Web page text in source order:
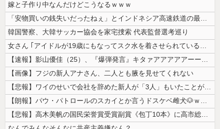
嫁と子作り中なんだけどこうなるｗｗｗ
「安物買いの銭失いだったねぇ」とインドネシア高速鉄道の最終処分に日本側...
韓国警察、大韓サッカー協会を家宅捜索 代表監督選考巡り
女さん ｢アイドルが19歳にもなってスク水を着させられている！｣⇒結果...
【速報】影山優佳（25）、『爆弾発言』キタァアアアアアーーーーー！！
【画像】フジの新人アナさん、二人とも腋を見せてくれない
【悲報】ワイのせいで会社を辞めた新人が「3人」もいたことが発覚ｗｗｗｗ...
【朗報】パウ・パトロールのスカイとか言うドスケベ雌犬🐶ｗｗｗｗｗｗｗ...
【悲報】高木美帆の国民栄誉賞受賞副賞《包丁10本》に高市総理の名前も刻...